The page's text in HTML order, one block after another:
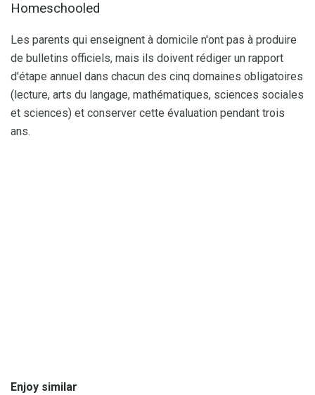
Homeschooled
Les parents qui enseignent à domicile n'ont pas à produire
de bulletins officiels, mais ils doivent rédiger un rapport
d'étape annuel dans chacun des cinq domaines obligatoires
(lecture, arts du langage, mathématiques, sciences sociales
et sciences) et conserver cette évaluation pendant trois
ans.
Enjoy similar